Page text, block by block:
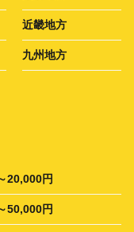
近畿地方
九州地方
20,000円
50,000円